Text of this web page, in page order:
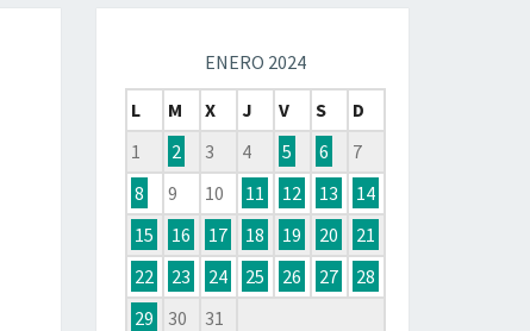
ENERO 2024
L
M X J V S
D
1
2 3 4 5 6
7
8
9 10 11 12 13
14
15
16 17 18 19 20
21
22
23 24 25 26 27
28
29
30
31